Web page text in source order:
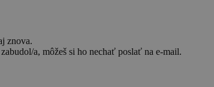
znova.
a, môžeš si ho nechať poslať na e-mail.